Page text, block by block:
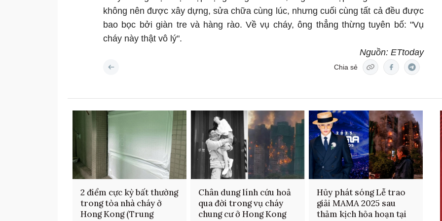
không nên được xây dựng, sửa chữa cùng lúc, nhưng cuối cùng tất cả đều được
bao bọc bởi giàn tre và hàng rào. Về vụ cháy, ông thẳng thừng tuyên bố: "Vụ
cháy này thật vô lý".
Nguồn: ETtoday
Chia sẻ
2 điểm cực kỳ bất thường
trong tòa nhà cháy ở
Hong Kong (Trung
Chân dung lính cứu hoả
qua đời trong vụ cháy
chung cư ở Hong Kong
Hủy phát sóng Lễ trao
giải MAMA 2025 sau
thảm kịch hỏa hoạn tại